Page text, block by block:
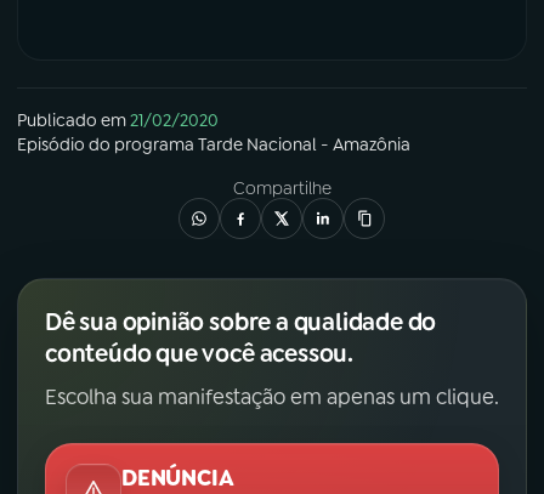
Publicado em21/02/2020
Episódio do programa Tarde Nacional - Amazônia
Compartilhe
Dê sua opinião sobre a qualidade do
conteúdo que você acessou.
Escolha sua manifestação em apenas um clique.
DENÚNCIA